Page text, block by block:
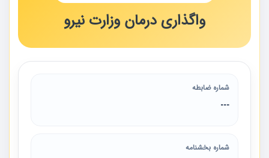
واگذاری درمان وزارت نیرو
شماره ضابطه
---
شماره بخشنامه